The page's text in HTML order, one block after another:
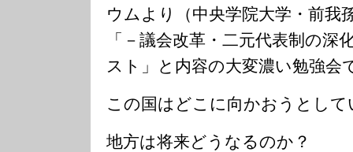
ウムより（中央学院大学・前
「－議会改革・二元代表制の
スト」と内容の大変濃い勉強会
この国はどこに向かおうとして
地方は将来どうなるのか？